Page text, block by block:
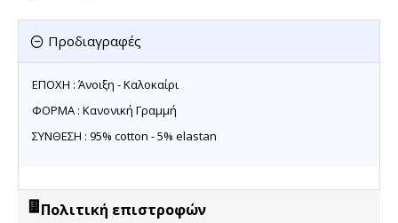
Πολιτική επιστροφών
Προδιαγραφές
ΕΠΟΧΗ : Άνοιξη - Καλοκαίρι
ΦΟΡΜΑ : Κανονική Γραμμή
ΣΥΝΘΕΣΗ : 95% cotton - 5% elastan